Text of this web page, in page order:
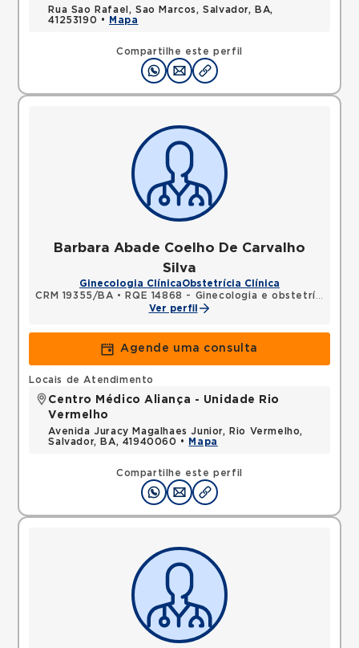
Compartilhe este perfil
Rua Sao Rafael, Sao Marcos, Salvador, BA,
41253190 •
Mapa
Barbara Abade Coelho De Carvalho
Silva
Ginecologia ClínicaObstetrícia Clínica
CRM 19355/BA •
RQE 14868 - Ginecologia e obstetrícia
Ver perfil
Agende uma consulta
Compartilhe este perfil
Locais de Atendimento
Centro Médico Aliança - Unidade Rio
Vermelho
Avenida Juracy Magalhaes Junior, Rio Vermelho,
Salvador, BA, 41940060 •
Mapa